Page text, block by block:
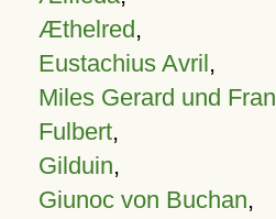
Æthelred,
Eustachius Avril,
Miles Gerard und
Fulbert,
Gilduin,
Giunoc von Buchan,